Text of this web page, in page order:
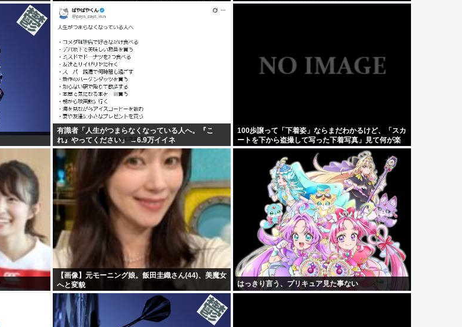
有識者「人生がつまらなくなっている人へ。『こ
れ』やってください」 →6.9万イイネ
100歩譲って「下着姿」ならまだわかるけど、「スカ
ートを下から盗撮して写った下着写真」見て何が楽
しいんだ？
【画像】元モーニング娘。飯田圭織さん(44)、美魔女
へと変貌
はっきり言う、プリキュア見た事ない